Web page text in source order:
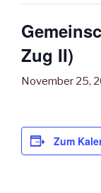
Zug II)
November 25,
Zum